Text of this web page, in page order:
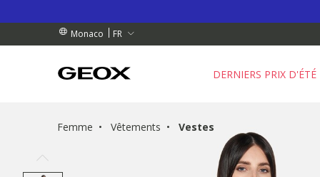
Monaco
FR
DE PLUS DE 90.00 €
DE PLUS DE 90.00 €
DERNIERS PRIX D'ÉTÉ
Femme Vêtements Vestes